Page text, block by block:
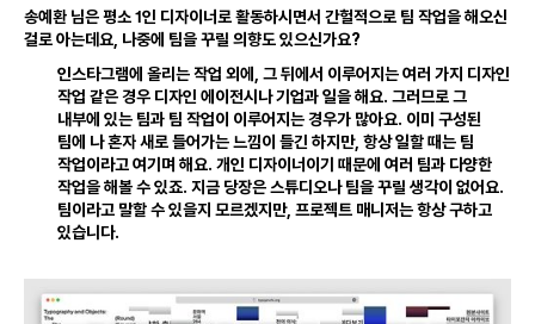
송예환 님은 평소1인 디자이너로 활동하시면서 간헐적으로 팀 작업을 해오신
걸로 아는데요 나중에 팀을 꾸릴 의향도 있으신가요?
인스타그램에 올리는 작업 외에
그 뒤에서 이루어지는 여러 가지 디자인
작업 같은 경우 디자인 에이전시나 기업과 일을 해요. 그러므로 그
내부에 있는 팀과 팀 작업이 이루어지는 경우가 많아요. 이미 구성된
팀에 나 혼자 새로 들어가는 느낌이 들긴 하지만, 항상 일할 때는 팀
작업이라고 여기며 해요. 개인 디자이너이기 때문에 여러 팀과 다양한
작업을 해볼 수 있죠. 지금 당장은 스튜디오나 팀을 꾸릴 생각이 없어요.
팀이라고 말할 수 있을지 모르겠지만, 프로젝트 매니저는 항상 구하고
있습니다.